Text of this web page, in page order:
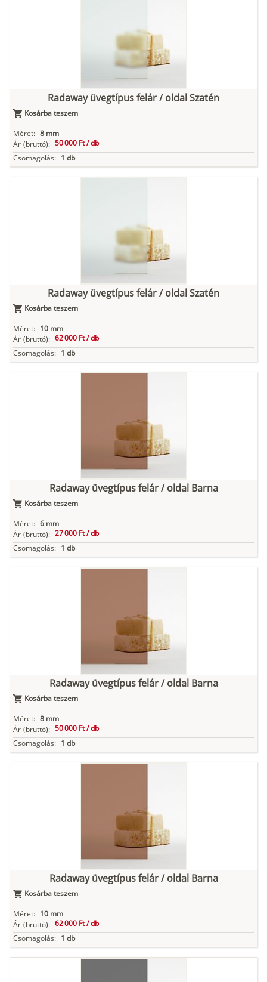
Radaway üvegtípus felár / oldal Szatén
Kosárba teszem
Méret: 8 mm
Ár (bruttó): 50 000 Ft /db
Csomagolás: 1 db
Radaway üvegtípus felár / oldal Szatén
Kosárba teszem
Méret: 10 mm
Ár (bruttó): 62 000 Ft /db
Csomagolás: 1 db
Radaway üvegtípus felár / oldal Barna
Kosárba teszem
Méret: 6 mm
Ár (bruttó): 27 000 Ft /db
Csomagolás: 1 db
Radaway üvegtípus felár / oldal Barna
Kosárba teszem
Méret: 8 mm
Ár (bruttó): 50 000 Ft /db
Csomagolás: 1 db
Radaway üvegtípus felár / oldal Barna
Kosárba teszem
Méret: 10 mm
Ár (bruttó): 62 000 Ft /db
Csomagolás: 1 db